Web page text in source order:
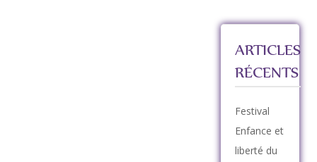
ARTICLES
RÉCENTS
Festival
Enfance et
liberté du